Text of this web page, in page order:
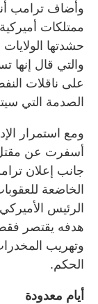
وأضاف ترامب
ممتلكات
حشدتها
والتي قال إنها
على ناقلات
الصدمة التي
ومع استمرار
جانب إعلان
الخاضعة
الرئيس
هدفه يقتصر
وتهريب
الحكم.
أيام معدودة